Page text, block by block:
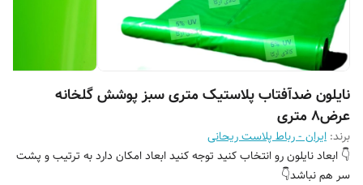
نایلون ضدآفتاب پلاستیک متری سبز پوشش گلخانه
عرض۸ متری
برند: ایران - رباط پلاست ریحانی
👇 ابعاد نایلون رو انتخاب کنید توجه کنید ابعاد امکان دارد به ترتیب و پشت
سر هم نباشد👇